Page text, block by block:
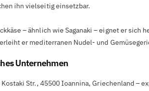
ihn vielseitig einsetzbar.
– ähnlich wie Saganaki – eignet er sich
er mediterranen Nudel- und
Unternehmen
Kostaki Str., 45500 Ioannina, Griechenland –